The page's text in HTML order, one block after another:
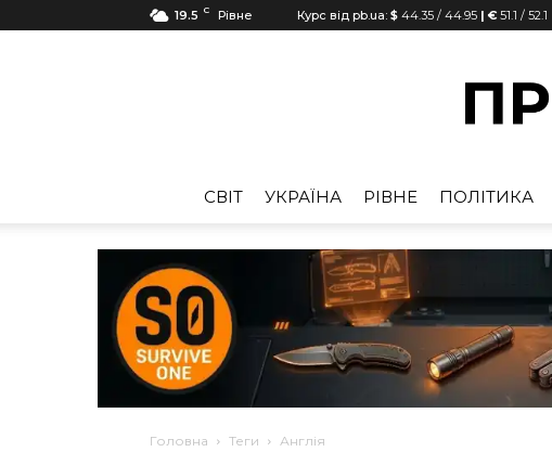
19.5 C Рівне Курс від pb.ua: $ 44.35 / 44.95 | € 51.1 / 52.1
CВІТ УКРАЇНА РІВНЕ ПОЛІТИКА
Головна Теги Англія